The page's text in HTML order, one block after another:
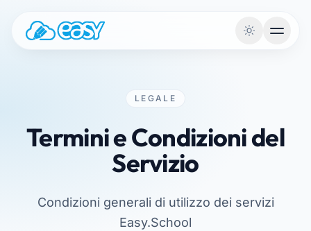
LEGALE
Termini e Condizioni del
Servizio
Condizioni generali di utilizzo dei servizi
Easy.School